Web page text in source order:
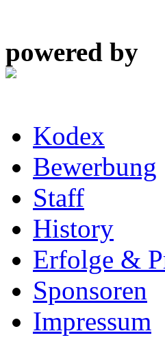
powered by
Kodex
Bewerbung
Staff
History
Erfolge &
Sponsoren
Impressum